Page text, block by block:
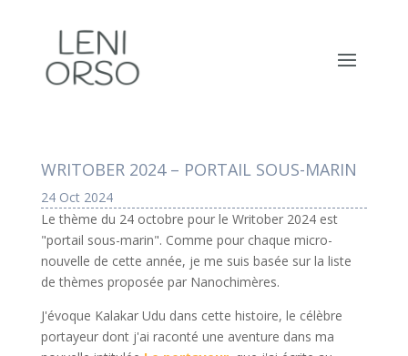
WRITOBER 2024 – PORTAIL SOUS-MARIN
24 Oct 2024
Le thème du 24 octobre pour le Writober 2024 est
"portail sous-marin". Comme pour chaque micro-
nouvelle de cette année, je me suis basée sur la liste
de thèmes proposée par Nanochimères.
J'évoque Kalakar Udu dans cette histoire, le célèbre
portayeur dont j'ai raconté une aventure dans ma